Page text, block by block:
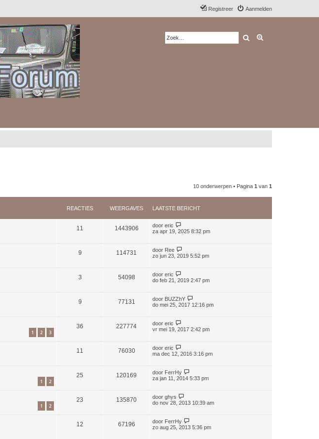
Aanmelden
Registreer
Zoek
10 onderwerpen • Pagina 1 van 1
REACTIES WEERGAVES LAATSTE BERICHT
11 1443906 door eric
za apr 19, 2025 8:32 pm
9 114731 door Ree
zo jun 23, 2019 5:52 pm
3 54098 door eric
do feb 21, 2019 2:47 pm
9 77131 door BUZZhY
do mei 25, 2017 12:16 pm
1 2 3
36 227774 door eric
vr mei 19, 2017 2:42 pm
11 76030 door eric
ma dec 12, 2016 3:16 pm
1 2
25 120169 door FerrHy
za jan 11, 2014 5:33 pm
1 2
23 135870 door ghys
do nov 28, 2013 10:39 am
12 67196 door FerrHy
zo aug 25, 2013 5:36 pm